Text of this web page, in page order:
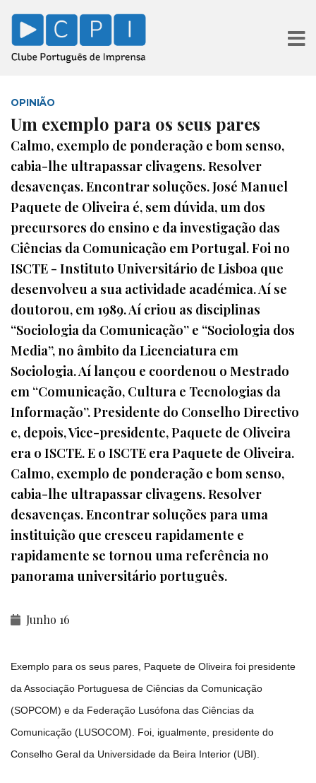
OPINIÃO
Um exemplo para os seus pares
Calmo, exemplo de ponderação e bom senso,
cabia-lhe ultrapassar clivagens. Resolver
desavenças. Encontrar soluções. José Manuel
Paquete de Oliveira é, sem dúvida, um dos
precursores do ensino e da investigação das
Ciências da Comunicação em Portugal. Foi no
ISCTE - Instituto Universitário de Lisboa que
desenvolveu a sua actividade académica. Aí se
doutorou, em 1989. Aí criou as disciplinas
“Sociologia da Comunicação” e “Sociologia dos
Media”, no âmbito da Licenciatura em
Sociologia. Aí lançou e coordenou o Mestrado
em “Comunicação, Cultura e Tecnologias da
Informação”. Presidente do Conselho Directivo
e, depois, Vice-presidente, Paquete de Oliveira
era o ISCTE. E o ISCTE era Paquete de Oliveira.
Calmo, exemplo de ponderação e bom senso,
cabia-lhe ultrapassar clivagens. Resolver
desavenças. Encontrar soluções para uma
instituição que cresceu rapidamente e
rapidamente se tornou uma referência no
panorama universitário português.
Junho 16
Exemplo para os seus pares, Paquete de Oliveira foi presidente
da Associação Portuguesa de Ciências da Comunicação
(SOPCOM) e da Federação Lusófona das Ciências da
Comunicação (LUSOCOM). Foi, igualmente, presidente do
Conselho Geral da Universidade da Beira Interior (UBI).